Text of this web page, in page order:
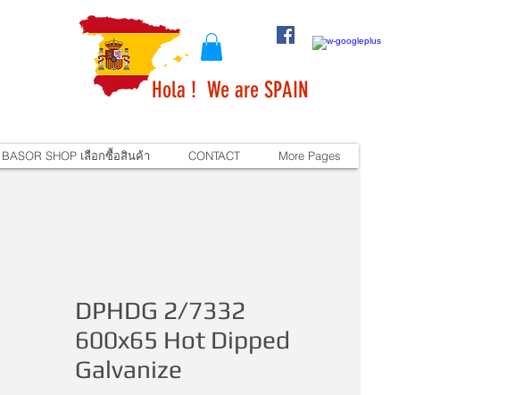
Hola ! We are SPAIN
BASOR SHOP เลือกซื้อสินค้า CONTACT More Pages
DPHDG 2/7332
600x65 Hot Dipped
Galvanize